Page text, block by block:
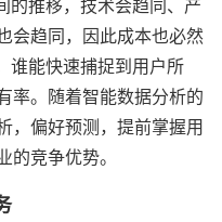
会趋同，因此成本也必然
谁能快速捕捉到用户所
率。随着智能数据分析的
，偏好预测，提前掌握用
竞争优势。